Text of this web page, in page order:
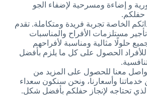
و إضاءة ومسرحية لإضفاء الجو
حفلكم.
الخاصة تجربة فريدة ومتكاملة. تقدم
مستلزمات الأفراح والمناسبات
حلولًا مثالية ومناسبة لأفراحهم
للأفراد الحصول على كل ما يلزم بأفضل
معنا للحصول على المزيد من
خدماتنا وأسعارنا، ونحن سنكون سعداء
تحتاجه لإنجاز حفلكم بأفضل شكل.